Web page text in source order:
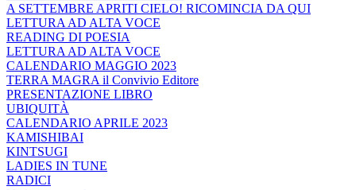
A SETTEMBRE APRITI CIELO! RICOMINCIA DA QUI
LETTURA AD ALTA VOCE
READING DI POESIA
LETTURA AD ALTA VOCE
CALENDARIO MAGGIO 2023
TERRA MAGRA il Convivio Editore
PRESENTAZIONE LIBRO
UBIQUITÀ
CALENDARIO APRILE 2023
KAMISHIBAI
KINTSUGI
LADIES IN TUNE
RADICI